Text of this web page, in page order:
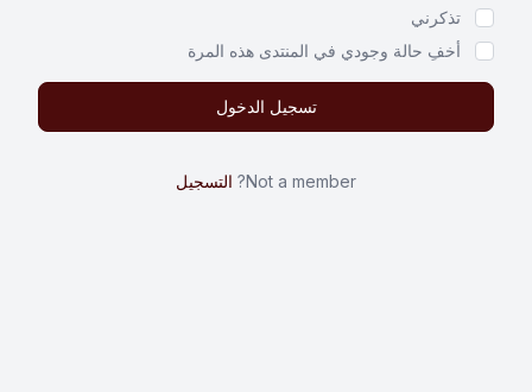
تذكرني
أخفِ حالة وجودي في المنتدى هذه المرة
Not a member? التسجيل